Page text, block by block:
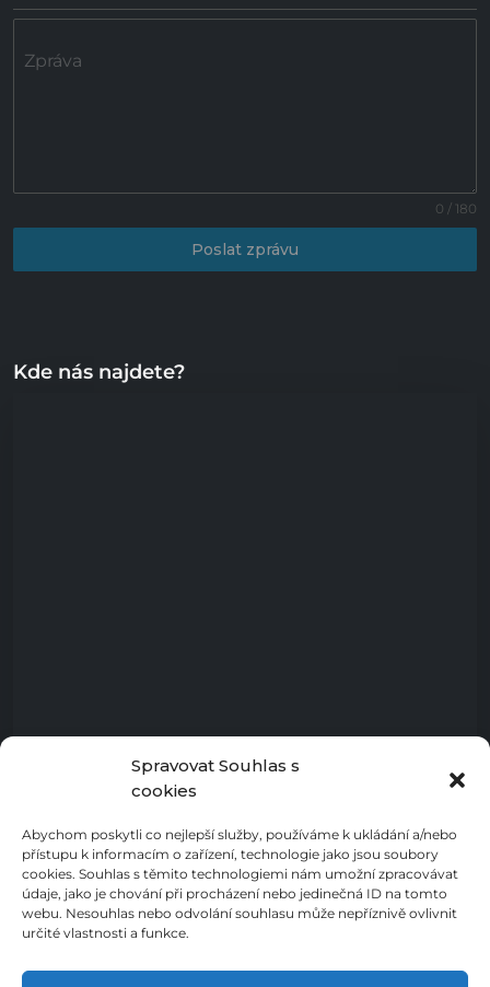
Spravovat Souhlas s
cookies
Abychom poskytli co nejlepší služby, používáme k ukládání a/nebo
přístupu k informacím o zařízení, technologie jako jsou soubory
cookies. Souhlas s těmito technologiemi nám umožní zpracovávat
údaje, jako je chování při procházení nebo jedinečná ID na tomto
webu. Nesouhlas nebo odvolání souhlasu může nepříznivě ovlivnit
určité vlastnosti a funkce.
Zpráva
0 / 180
Poslat zprávu
Kde nás najdete?